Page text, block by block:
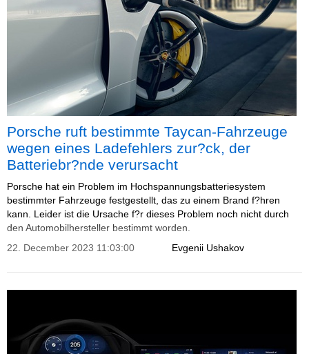
Porsche ruft bestimmte Taycan-Fahrzeuge
wegen eines Ladefehlers zur?ck, der
Batteriebr?nde verursacht
Porsche hat ein Problem im Hochspannungsbatteriesystem
bestimmter Fahrzeuge festgestellt, das zu einem Brand f?hren
kann. Leider ist die Ursache f?r dieses Problem noch nicht durch
den Automobilhersteller bestimmt worden.
Evgenii Ushakov
22. December 2023 11:03:00